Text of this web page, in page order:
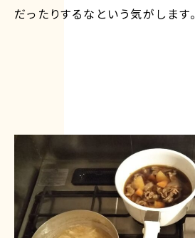
だったりするなという気がします。